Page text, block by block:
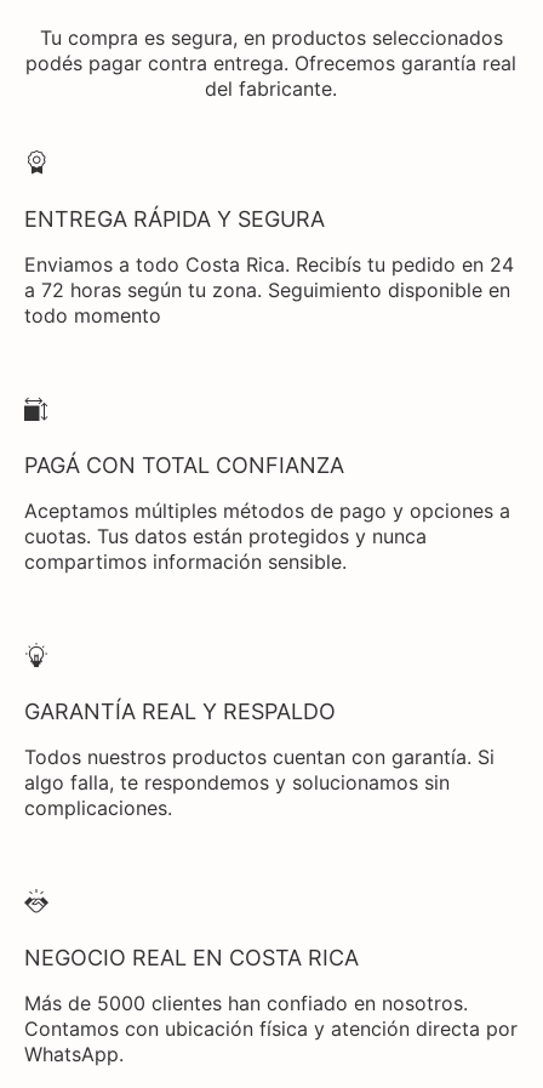
Tu compra es segura, en productos seleccionados
podés pagar contra entrega. Ofrecemos garantía real
del fabricante.
ENTREGA RÁPIDA Y SEGURA
Enviamos a todo Costa Rica. Recibís tu pedido en 24
a 72 horas según tu zona. Seguimiento disponible en
todo momento
PAGÁ CON TOTAL CONFIANZA
Aceptamos múltiples métodos de pago y opciones a
cuotas. Tus datos están protegidos y nunca
compartimos información sensible.
GARANTÍA REAL Y RESPALDO
Todos nuestros productos cuentan con garantía. Si
algo falla, te respondemos y solucionamos sin
complicaciones.
NEGOCIO REAL EN COSTA RICA
Más de 5000 clientes han confiado en nosotros.
Contamos con ubicación física y atención directa por
WhatsApp.